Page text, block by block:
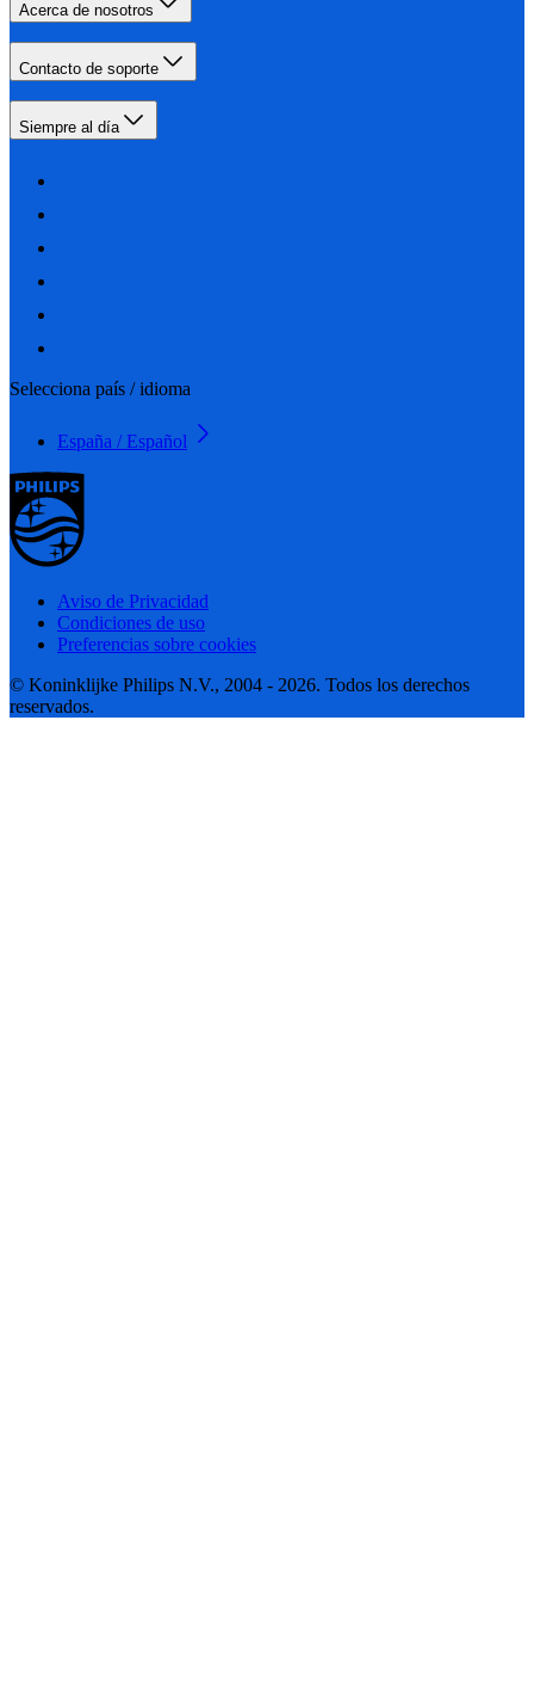
Acerca de nosotros
Contacto de soporte
Siempre al día
Selecciona país / idioma
España / Español
Aviso de Privacidad
Condiciones de uso
Preferencias sobre cookies
© Koninklijke Philips N.V., 2004 - 2026. Todos los derechos
reservados.